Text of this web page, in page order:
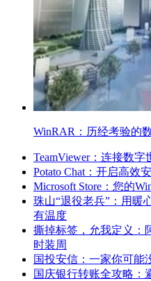
WinRAR：历经考验的
TeamViewer：连接数
Potato Chat：开启高效
Microsoft Store：您的
珠山“退役老兵”：用暖
有温度
撕掉标签，允我定义：
时装周
国投安信：一家你可能
国庆银行转账全攻略：